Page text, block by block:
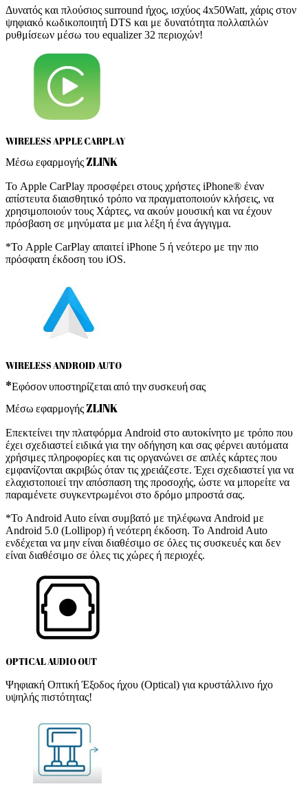
Δυνατός και πλούσιος surround ήχος, ισχύος 4x50Watt, χάρις στον
ψηφιακό κωδικοποιητή DTS και με δυνατότητα πολλαπλών
ρυθμίσεων μέσω του equalizer 32 περιοχών!
WIRELESS APPLE CARPLAY
Μέσω εφαρμογής ZLINK
Το Apple CarPlay προσφέρει στους χρήστες iPhone® έναν
απίστευτα διαισθητικό τρόπο να πραγματοποιούν κλήσεις, να
χρησιμοποιούν τους Χάρτες, να ακούν μουσική και να έχουν
πρόσβαση σε μηνύματα με μια λέξη ή ένα άγγιγμα.
*Το Apple CarPlay απαιτεί iPhone 5 ή νεότερο με την πιο
πρόσφατη έκδοση του iOS.
WIRELESS ANDROID AUTO
*Εφόσον υποστηρίζεται από την συσκευή σας
Μέσω εφαρμογής ZLINK
Επεκτείνει την πλατφόρμα Android στο αυτοκίνητο με τρόπο που
έχει σχεδιαστεί ειδικά για την οδήγηση και σας φέρνει αυτόματα
χρήσιμες πληροφορίες και τις οργανώνει σε απλές κάρτες που
εμφανίζονται ακριβώς όταν τις χρειάζεστε. Έχει σχεδιαστεί για να
ελαχιστοποιεί την απόσπαση της προσοχής, ώστε να μπορείτε να
παραμένετε συγκεντρωμένοι στο δρόμο μπροστά σας.
*Το Android Auto είναι συμβατό με τηλέφωνα Android με
Android 5.0 (Lollipop) ή νεότερη έκδοση. Το Android Auto
ενδέχεται να μην είναι διαθέσιμο σε όλες τις συσκευές και δεν
είναι διαθέσιμο σε όλες τις χώρες ή περιοχές.
OPTICAL AUDIO OUT
Ψηφιακή Οπτική Έξοδος ήχου (Optical) για κρυστάλλινο ήχο
υψηλής πιστότητας!